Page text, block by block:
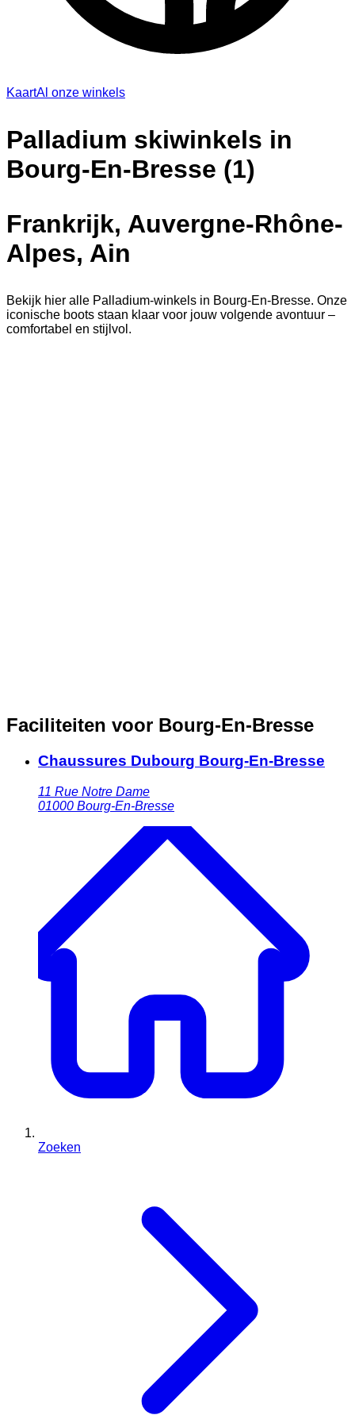
KaartAl onze winkels
Palladium skiwinkels in
Bourg-En-Bresse (1)
Frankrijk, Auvergne-Rhône-
Alpes, Ain
Bekijk hier alle Palladium-winkels in Bourg-En-Bresse. Onze
iconische boots staan klaar voor jouw volgende avontuur –
comfortabel en stijlvol.
Faciliteiten voor Bourg-En-Bresse
Chaussures Dubourg Bourg-En-Bresse
11 Rue Notre Dame
01000 Bourg-En-Bresse
Zoeken